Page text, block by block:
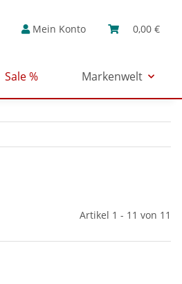
Mein Konto 0,00 €
Sale % Markenwelt
Artikel 1 - 11 von 11